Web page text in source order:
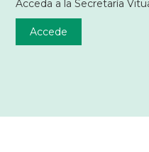
Acceda a la Secretaría
Accede